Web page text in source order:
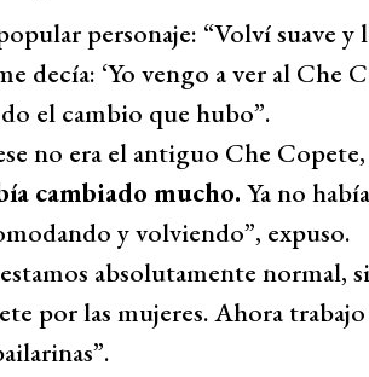
personaje: “Volví suave y
decía: ‘Yo vengo a ver al Che
el cambio que hubo”.
no era el antiguo Che
cambiado mucho. Ya no
y volviendo”, expuso.
absolutamente normal,
por las mujeres. Ahora